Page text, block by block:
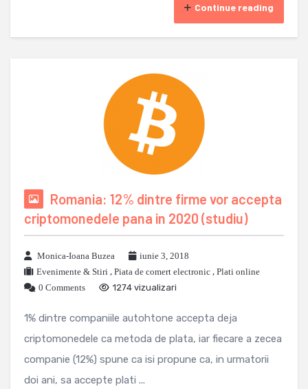
Continue reading
Romania: 12% dintre firme vor accepta
criptomonedele pana in 2020 (studiu)
Monica-Ioana Buzea
iunie 3, 2018
Evenimente & Stiri , Piata de comert electronic , Plati online
0 Comments
1274 vizualizari
1% dintre companiile autohtone accepta deja
criptomonedele ca metoda de plata, iar fiecare a zecea
companie (12%) spune ca isi propune ca, in urmatorii
doi ani, sa accepte plati ...